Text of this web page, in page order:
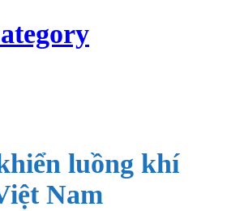
luồng khí
Nam